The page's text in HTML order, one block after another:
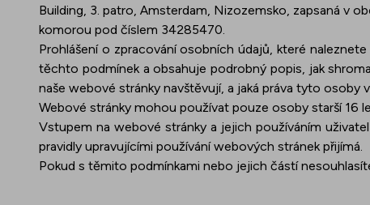
Akce
Building, 3. patro, Amsterdam, Nizozemsko, zapsaná v
komorou pod číslem 34285470.
Prohlášení o zpracování osobních údajů, které naleznete
těchto podmínek a obsahuje podrobný popis, jak
naše webové stránky navštěvují, a jaká práva tyto osoby
Webové stránky mohou používat pouze osoby starší 16
Vstupem na webové stránky a jejich používáním
pravidly upravujícími používání webových stránek přijímá.
Pokud s těmito podmínkami nebo jejich částí